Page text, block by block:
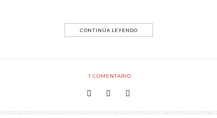
CONTINÚA LEYENDO
1 COMENTARIO